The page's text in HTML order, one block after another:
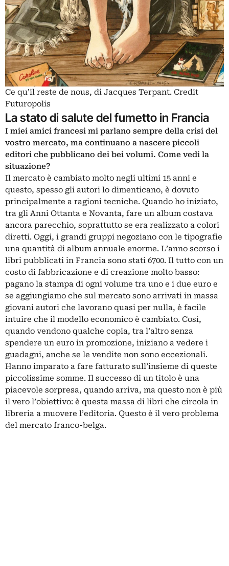
Ce qu’il reste de nous, di Jacques Terpant. Credit
Futuropolis
La stato di salute del fumetto in Francia
I miei amici francesi mi parlano sempre della crisi del
vostro mercato, ma continuano a nascere piccoli
editori che pubblicano dei bei volumi. Come vedi la
situazione?
Il mercato è cambiato molto negli ultimi 15 anni e
questo, spesso gli autori lo dimenticano, è dovuto
principalmente a ragioni tecniche. Quando ho iniziato,
tra gli Anni Ottanta e Novanta, fare un album costava
ancora parecchio, soprattutto se era realizzato a colori
diretti. Oggi, i grandi gruppi negoziano con le tipografie
una quantità di album annuale enorme. L’anno scorso i
libri pubblicati in Francia sono stati 6700. Il tutto con un
costo di fabbricazione e di creazione molto basso:
pagano la stampa di ogni volume tra uno e i due euro e
se aggiungiamo che sul mercato sono arrivati in massa
giovani autori che lavorano quasi per nulla, è facile
intuire che il modello economico è cambiato. Così,
quando vendono qualche copia, tra l’altro senza
spendere un euro in promozione, iniziano a vedere i
guadagni, anche se le vendite non sono eccezionali.
Hanno imparato a fare fatturato sull’insieme di queste
piccolissime somme. Il successo di un titolo è una
piacevole sorpresa, quando arriva, ma questo non è più
il vero l’obiettivo: è questa massa di libri che circola in
libreria a muovere l’editoria. Questo è il vero problema
del mercato franco-belga.